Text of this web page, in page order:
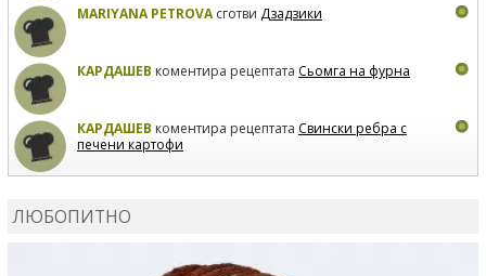
MARIYANA PETROVAсготви Дзадзики
КАРДАШЕВ коментира рецептата Сьомга на фурна
КАРДАШЕВ коментира рецептата Свински ребра с
печени картофи
ЛЮБОПИТНО